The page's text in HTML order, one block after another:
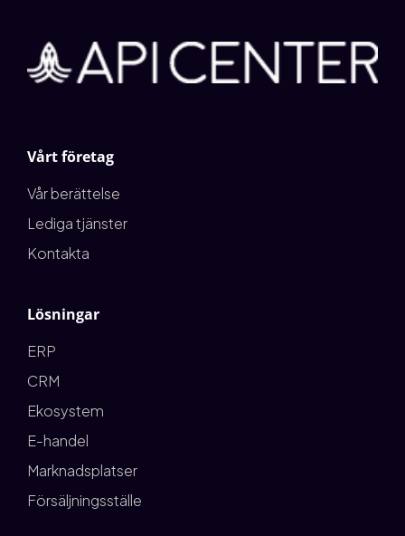
Vårt företag
Vår berättelse
Lediga tjänster
Kontakta
Lösningar
ERP
CRM
Ekosystem
E-handel
Marknadsplatser
Försäljningsställe